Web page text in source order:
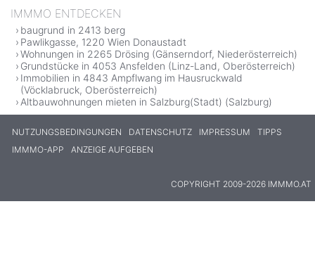
IMMMO ENTDECKEN
baugrund in 2413 berg
Pawlikgasse, 1220 Wien Donaustadt
Wohnungen in 2265 Drösing (Gänserndorf, Niederösterreich)
Grundstücke in 4053 Ansfelden (Linz-Land, Oberösterreich)
Immobilien in 4843 Ampflwang im Hausruckwald
(Vöcklabruck, Oberösterreich)
Altbauwohnungen mieten in Salzburg(Stadt) (Salzburg)
NUTZUNGSBEDINGUNGEN DATENSCHUTZ IMPRESSUM
TIPPS
IMMMO-APP
ANZEIGE AUFGEBEN
COPYRIGHT 2009-2026 IMMMO.AT